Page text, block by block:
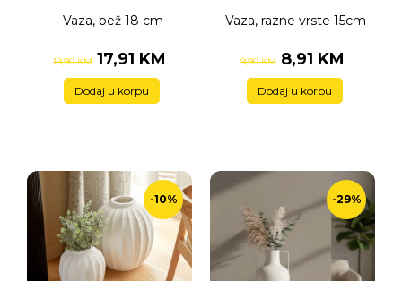
Vaza, bež 18 cm
19,90 KM 17,91 KM
Dodaj u korpu
Vaza, razne vrste 15cm
9,90 KM 8,91 KM
Dodaj u korpu
-10% -29%